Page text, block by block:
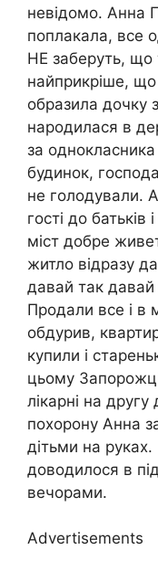
невідомо. Анна
поплакала, все
НЕ заберуть, що
найприкріше,
образила дочку
народилася в
за
будинок,
не голодували. А
гості до батьків
міст добре
житло відразу
давай так
Продали все і в
обдурив,
купили і
цьому
лікарні на
похорону Анна
дітьми на
доводилося в
вечорами.
Advertisements